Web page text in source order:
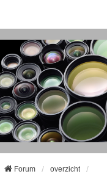
Forum overzicht